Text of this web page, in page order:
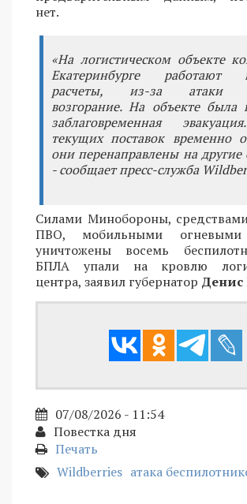
нет.
«На логистическом объекте
Екатеринбурге работают
расчеты, из-за атаки
возгорание. На объекте была
заблаговременная
текущих поставок временно
они перенаправлены на другие
- сообщает пресс-служба
Силами Минобороны,
ПВО, мобильными огневыми
уничтожены восемь
БПЛА упали на кровлю
центра, заявил губернатор Денис
07/08/2026 - 11:54
Повестка дня
Печать
Wildberries атака